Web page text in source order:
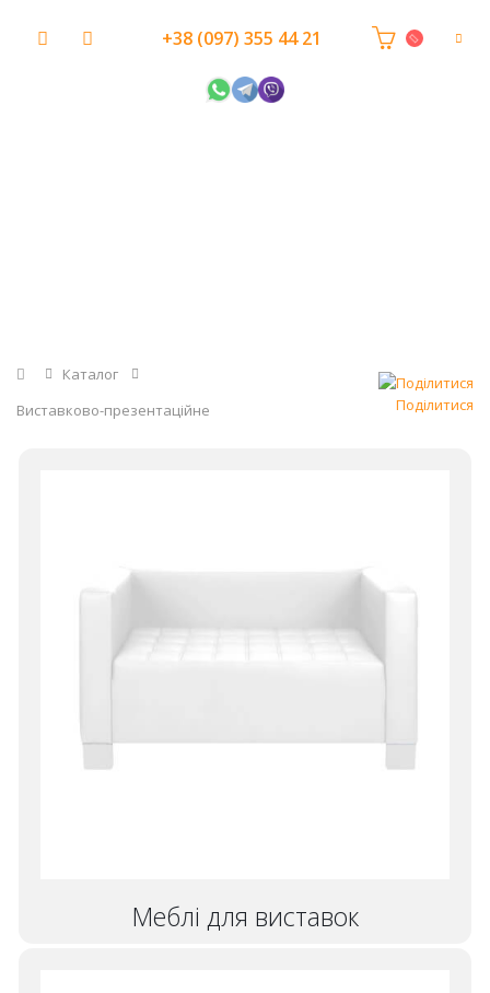
+38 (097) 355 44 21
Головна
Каталог
Виставково-презентаційне
Поділитися
Меблі для виставок